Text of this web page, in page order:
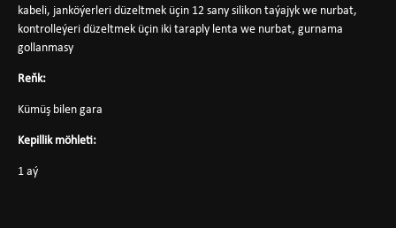
kabeli, janköýerleri düzeltmek üçin 12 sany silikon taýajyk we nurbat,
kontrolleýeri düzeltmek üçin iki taraply lenta we nurbat, gurnama
gollanmasy
Reňk:
Kümüş bilen gara
Kepillik möhleti:
1 aý